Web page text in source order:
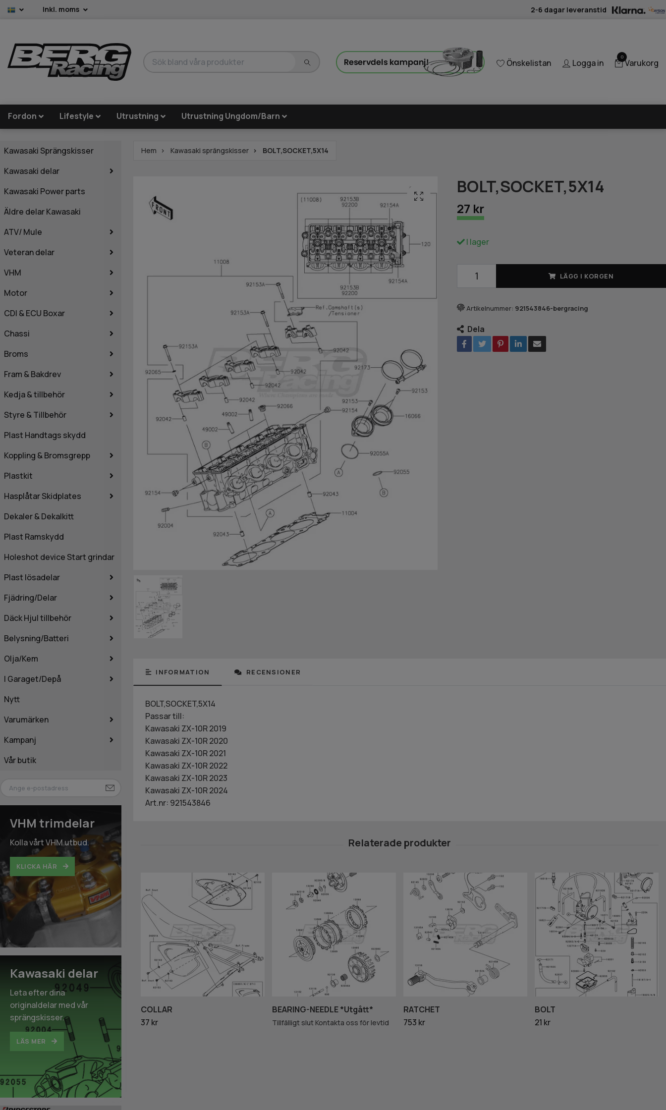
Inkl. moms 2-6 dagar leveranstid
Önskelistan Logga in
0
Varukorg
Fordon Lifestyle Utrustning Utrustning Ungdom/Barn
Kawasaki Sprängskisser
Kawasaki delar
Kawasaki Power parts
Äldre delar Kawasaki
ATV/ Mule
Veteran delar
VHM
Motor
CDI & ECU Boxar
Chassi
Broms
Fram & Bakdrev
Kedja & tillbehör
Styre & Tillbehör
Plast Handtags skydd
Koppling & Bromsgrepp
Plastkit
Hasplåtar Skidplates
Dekaler & Dekalkitt
Plast Ramskydd
Holeshot device Start grindar
Plast lösadelar
Fjädring/Delar
Däck Hjul tillbehör
Belysning/Batteri
Olja/Kem
I Garaget/Depå
Nytt
Varumärken
Kampanj
Vår butik
VHM trimdelar
Kolla vårt VHM utbud.
KLICKA HÄR
Kawasaki delar
Leta efter dina
originaldelar med vår
sprängskisser.
LÄS MER
Hem Kawasaki sprängskisser BOLT,SOCKET,5X14
BOLT,SOCKET,5X14
27 kr
I lager
LÄGG I KORGEN
Artikelnummer: 921543846-bergracing
Dela
INFORMATION RECENSIONER
BOLT,SOCKET,5X14
Passar till:
Kawasaki ZX-10R 2019
Kawasaki ZX-10R 2020
Kawasaki ZX-10R 2021
Kawasaki ZX-10R 2022
Kawasaki ZX-10R 2023
Kawasaki ZX-10R 2024
Art.nr: 921543846
COLLAR
37 kr
BEARING-NEEDLE *Utgått*
Tillfälligt slut Kontakta oss för levtid
RATCHET
753 kr
BOLT
21 kr